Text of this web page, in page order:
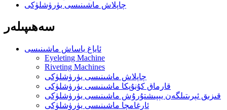
چاپلاش ماشىنىسى يۈرۈشلۈكى
سەھىپىلەر
ئاياغ ياساش ماشىنىسى
Eyeleting Machine
Riveting Machines
چاپلاش ماشىنىسى يۈرۈشلۈكى
قارماق كۇنۇپكا ماشىنىسى يۈرۈشلۈكى
قىزىق ئېرىتىلگەن يېپىشتۇرۇش ماشىنىسى يۈرۈشلۈكى
ئارغامچا ماشىنىسى يۈرۈشلۈكى